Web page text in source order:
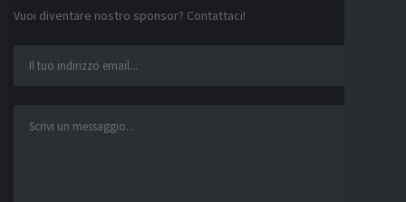
Vuoi diventare nostro sponsor? Contattaci!